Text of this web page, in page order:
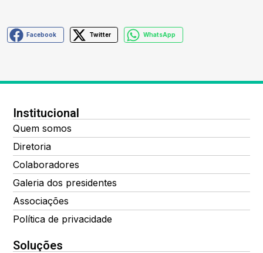
Facebook Twitter WhatsApp
Institucional
Quem somos
Diretoria
Colaboradores
Galeria dos presidentes
Associações
Política de privacidade
Soluções